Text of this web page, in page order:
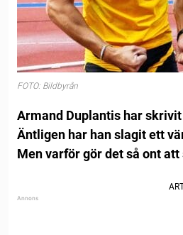
FOTO: Bildbyrån
Armand Duplantis har
Äntligen har han slagit ett
Men varför gör det så ont att